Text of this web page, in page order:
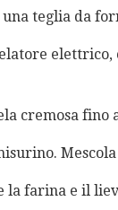
teglia da
elettrico,
cremosa fino
la farina e il